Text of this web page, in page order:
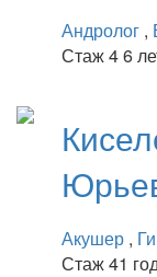
Андролог ,
Стаж 4 6
Акушер ,
Стаж 41 год